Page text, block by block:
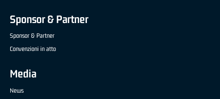
Sponsor & Partner
Sponsor & Partner
Convenzioni in atto
Media
News